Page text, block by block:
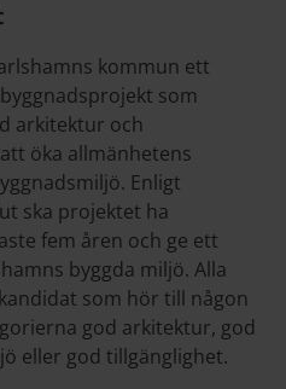
kommun ett
som
arkitektur och
öka allmänhetens
Enligt
ska projektet ha
fem åren och ge ett
byggda miljö. Alla
som hör till någon
god arkitektur, god
eller god tillgänglighet.